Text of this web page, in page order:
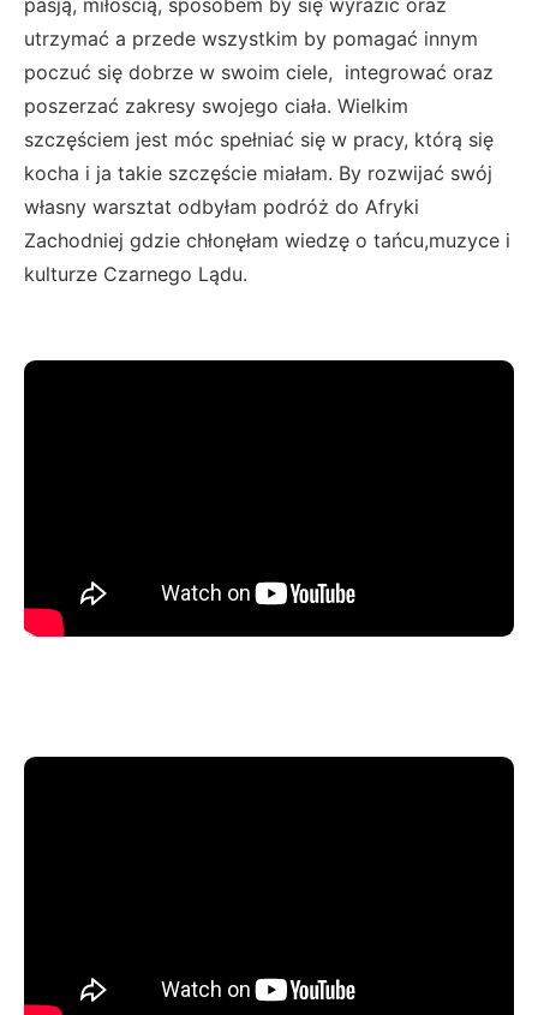
pasją, miłością, sposobem by się wyrazić oraz
utrzymać a przede wszystkim by pomagać innym
poczuć się dobrze w swoim ciele, integrować oraz
poszerzać zakresy swojego ciała. Wielkim
szczęściem jest móc spełniać się w pracy, którą się
kocha i ja takie szczęście miałam. By rozwijać swój
własny warsztat odbyłam podróż do Afryki
Zachodniej gdzie chłonęłam wiedzę o tańcu,muzyce i
kulturze Czarnego Lądu.